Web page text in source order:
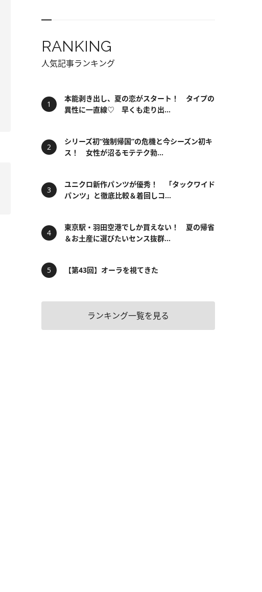
RANKING
人気記事ランキング
本能剥き出し、夏の恋がスタート！ タイプの
異性に一直線♡ 早くも走り出...
シリーズ初“強制帰国”の危機と今シーズン初キ
ス！ 女性が沼るモテテク勃...
ユニクロ新作パンツが優秀！ 「タックワイド
パンツ」と徹底比較＆着回しコ...
東京駅・羽田空港でしか買えない！ 夏の帰省
＆お土産に選びたいセンス抜群...
【第43回】オーラを視てきた
ランキング一覧を見る